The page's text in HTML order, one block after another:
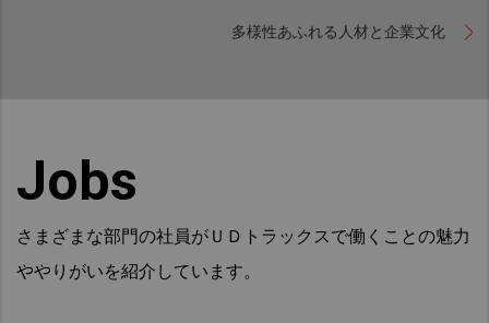
多様性あふれる人材と企業文化
Jobs
さまざまな部門の社員がＵＤトラックスで働くことの魅力
ややりがいを紹介しています。